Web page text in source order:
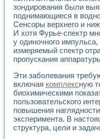
Опыт
Проблемы
Развитие
Разработка
Об опыте
Система
Партнеры
Академические и
Учебные
зондирования были
поднимающиеся в
Сенсоры верхнего и
И хотя Фурье-спектр
у одиночного
измеряемый спектр
пропускания
Эти заболевания
включая комплексную
биохимическими
пользовательского
повышения
эксперимента. В
структура, цели и